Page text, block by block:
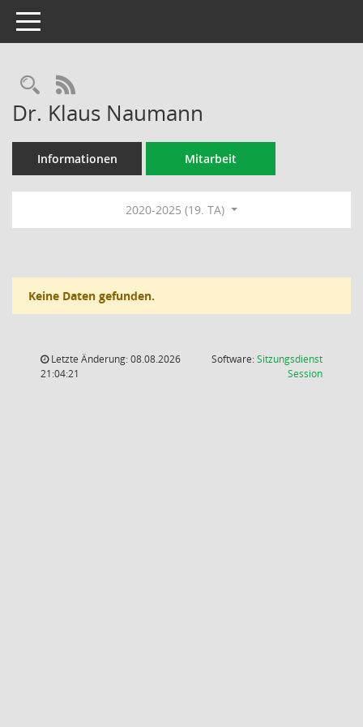
Toggle navigation
Rechercheauswahl
RSS-Feed
Dr. Klaus Naumann
Informationen Mitarbeit
2020-2025 (19. TA)
Keine Daten gefunden.
Letzte Änderung: 08.08.2026
21:04:21
Software:Sitzungsdienst
Session(Wird in